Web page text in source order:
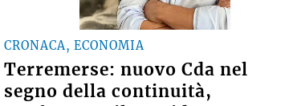
CRONACA, ECONOMIA
Terremerse: nuovo Cda nel
segno della continuità,